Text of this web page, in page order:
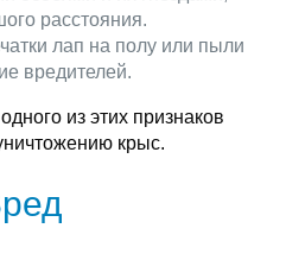
расстояния.
лап на полу или пыли
вредителей.
из этих признаков
крыс.